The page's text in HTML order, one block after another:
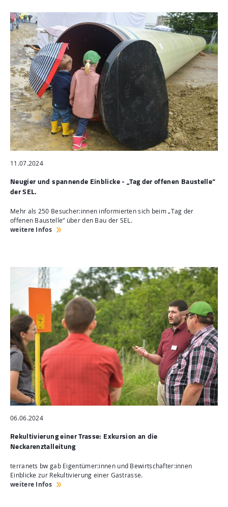
11.07.2024
Neugier und spannende Einblicke - „Tag der offenen Baustelle“
der SEL.
Mehr als 250 Besucher:innen informierten sich beim „Tag der
offenen Baustelle“ über den Bau der SEL.
weitere Infos
06.06.2024
Rekultivierung einer Trasse: Exkursion an die
Neckarenztalleitung
terranets bw gab Eigentümer:innen und Bewirtschafter:innen
Einblicke zur Rekultivierung einer Gastrasse.
weitere Infos